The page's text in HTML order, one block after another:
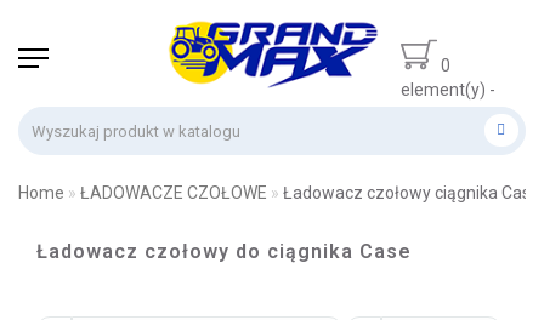
0
element(y) -
Home ŁADOWACZE CZOŁOWE Ładowacz czołowy ciągnika Case
Ładowacz czołowy do ciągnika Case